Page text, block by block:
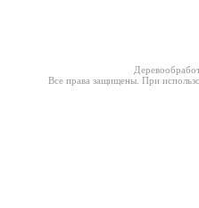
Все права защищены. При